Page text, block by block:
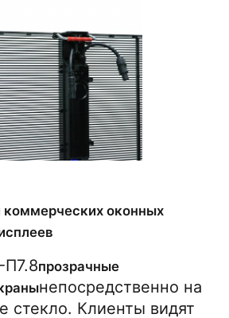
коммерческих оконных
П7.8прозрачные
непосредственно на
стекло. Клиенты видят